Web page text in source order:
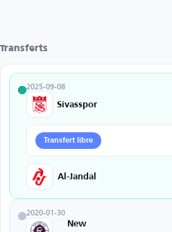
Transferts
2025-09-08
Sivasspor
Transfert libre
Al-Jandal
2020-01-30
New